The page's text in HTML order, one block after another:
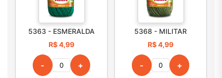
5363 - ESMERALDA
R$ 4,99
- +
5368 - MILITAR
R$ 4,99
- +